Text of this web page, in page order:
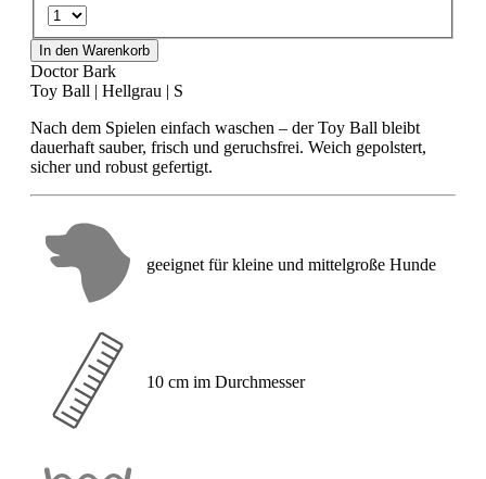
In den Warenkorb
Doctor Bark
Toy Ball | Hellgrau | S
Nach dem Spielen einfach waschen – der Toy Ball bleibt
dauerhaft sauber, frisch und geruchsfrei. Weich gepolstert,
sicher und robust gefertigt.
geeignet für kleine und mittelgroße Hunde
10 cm im Durchmesser